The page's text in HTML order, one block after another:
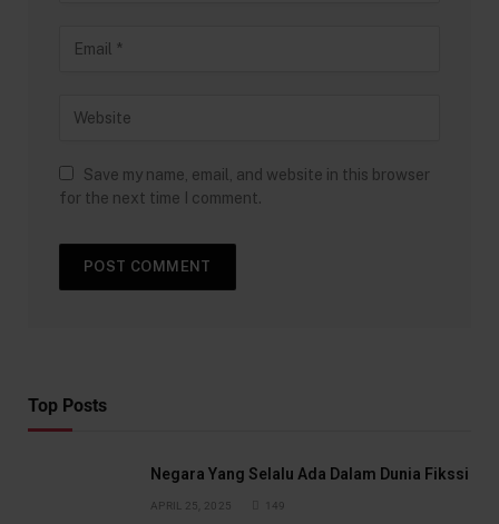
Save my name, email, and website in this browser
for the next time I comment.
Top Posts
Negara Yang Selalu Ada Dalam Dunia Fikssi
APRIL 25, 2025 149